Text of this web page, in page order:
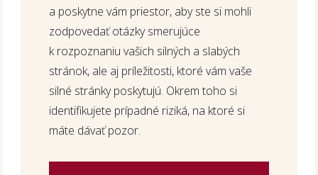
a poskytne vám priestor, aby ste si mohli
zodpovedať otázky smerujúce
k rozpoznaniu vašich silných a slabých
stránok, ale aj príležitosti, ktoré vám vaše
silné stránky poskytujú. Okrem toho si
identifikujete prípadné riziká, na ktoré si
máte dávať pozor.